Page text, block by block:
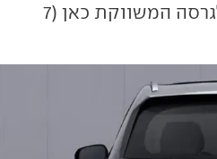
לפגיעה קלה בביצועים בהשוואה לגרסה המשווקת כאן (7